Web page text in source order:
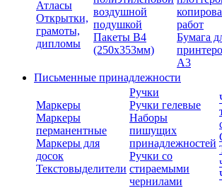
Атласы
Открытки,
грамоты,
дипломы
воздушной
подушкой
Пакеты В4
(250х353мм)
работ
Бумага
А3
Письменные принадлежности
Маркеры
Маркеры
перманентные
Маркеры для
досок
Текстовыделители
Ручки
Ручки гелевые
Наборы
пишущих
принадлежностей
Ручки со
стираемыми
чернилами